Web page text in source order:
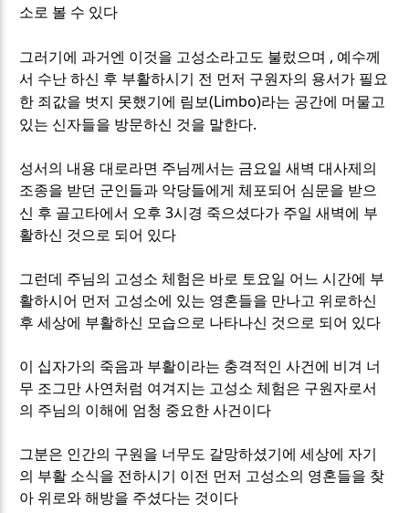
소로 볼 수 있다
그러기에 과거엔 이것을 고성소라고도 불렀으며 , 예수께
서 수난 하신 후 부활하시기 전 먼저 구원자의 용서가 필요
한 죄값을 벗지 못했기에 림보(Limbo)라는 공간에 머물고
있는 신자들을 방문하신 것을 말한다.
성서의 내용 대로라면 주님께서는 금요일 새벽 대사제의
조종을 받던 군인들과 악당들에게 체포되어 심문을 받으
신 후 골고타에서 오후3시경 죽으셨다가 주일 새벽에 부
활하신 것으로 되어 있다
그런데 주님의 고성소 체험은 바로 토요일 어느 시간에 부
활하시어 먼저 고성소에 있는 영혼들을 만나고 위로하신
후 세상에 부활하신 모습으로 나타나신 것으로 되어 있다
이 십자가의 죽음과 부활이라는 충격적인 사건에 비겨 너
무 조그만 사연처럼 여겨지는 고성소 체험은 구원자로서
의 주님의 이해에 엄청 중요한 사건이다
그분은 인간의 구원을 너무도 갈망하셨기에 세상에 자기
의 부활 소식을 전하시기 이전 먼저 고성소의 영혼들을 찾
아 위로와 해방을 주셨다는 것이다